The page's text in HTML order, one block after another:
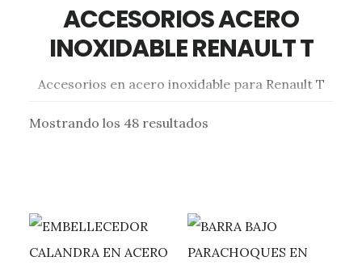
ACCESORIOS ACERO
INOXIDABLE RENAULT T
Accesorios en acero inoxidable para Renault T
Mostrando los 48 resultados